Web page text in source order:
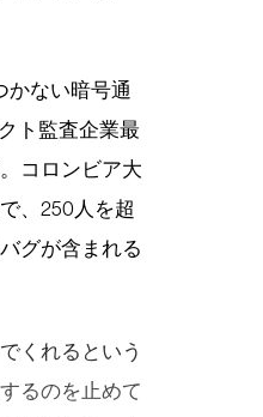
かない暗号通
ト監査企業最
コロンビア大
、250人を超
グが含まれる
くれるという
るのを止めて